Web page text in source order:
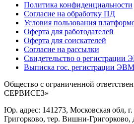
Политика конфиденциальности
Согласие на обработку ПД
Условия пользования
Оферта для работодателей
Оферта для соискателей
Согласие на рассылки
Свидетельство о регистрации
Выписка гос. регистрации ЭВМ
Общество с ограниченной
СЕРВИСЕЗ»
Юр. адрес: 141273, Московская обл,
Григорково, тер. Вишни-Григорково,